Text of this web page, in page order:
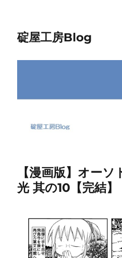
碇屋工房Blog
【漫画版】オー
光 其の10【完結】